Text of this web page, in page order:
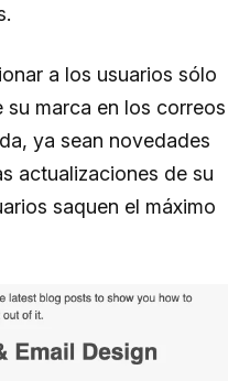
a los usuarios sólo
marca en los correos
ya sean novedades
actualizaciones de su
saquen el máximo